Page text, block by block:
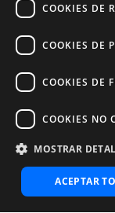
Contáctenos
Contáctenos
Contactar con
Noosa Labs Inc
COOKIES DE
COOKIES DE
COOKIES DE
COOKIES NO
MOSTRAR
ACEPTAR